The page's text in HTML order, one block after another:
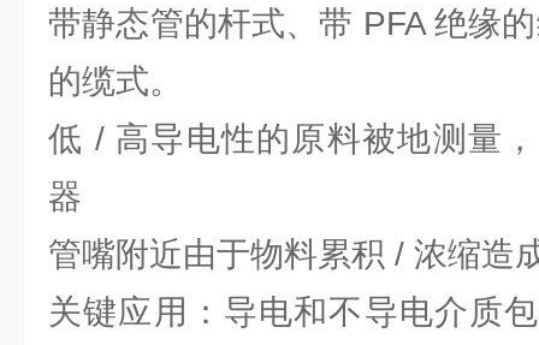
带静态管的杆式、带 PFA 绝缘
的缆式。
低 / 高导电性的原料被地测量
器
管嘴附近由于物料累积 / 浓缩造
关键应用：导电和不导电介质